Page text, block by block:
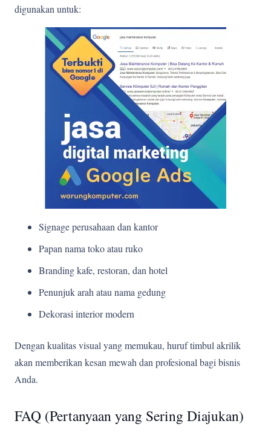
digunakan untuk:
Signage perusahaan dan kantor
Papan nama toko atau ruko
Branding kafe, restoran, dan hotel
Penunjuk arah atau nama gedung
Dekorasi interior modern
Dengan kualitas visual yang memukau, huruf timbul akrilik
akan memberikan kesan mewah dan profesional bagi bisnis
Anda.
FAQ (Pertanyaan yang Sering Diajukan)